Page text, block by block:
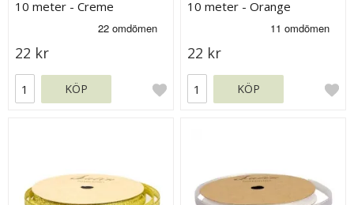
10 meter - Creme
22 kr
KÖP
10 meter - Orange
22 kr
KÖP